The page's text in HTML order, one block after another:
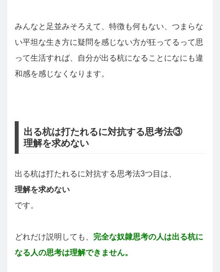
みんなと足並みそろえて、特徴も何もない、つまらな
い平坦な生き方に疑問を感じない方が狂ってるって思
って生活すれば、自分が出る杭になることになにも違
和感を感じなくなります。
出る杭は打たれるに対抗する思考法③
理解を求めない
出る杭は打たれるに対抗する思考法3つ目は、
理解を求めない
です。
どれだけ説明しても、 完全な奴隷思考の人は出る杭に
なる人の思考は理解できません。